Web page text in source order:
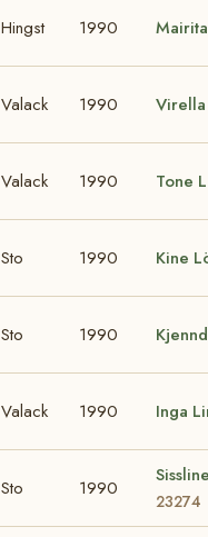
Hingst 1990
Valack 1990
Valack 1990 Tone
Sto 1990 Kine
Sto 1990
Valack 1990 Inga
Sto 1990
23274